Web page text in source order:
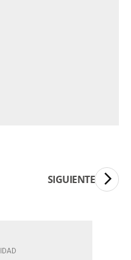
SIGUIENTE